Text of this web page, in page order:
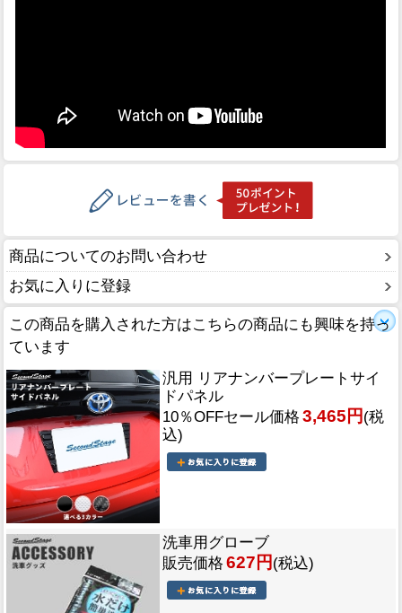
商品についてのお問い合わせ
お気に入りに登録
この商品を購入された方はこちらの商品にも興味を持っ
ています
汎用 リアナンバープレートサイ
ドパネル
10％OFFセール価格 3,465円 (税
込)
洗車用グローブ
販売価格 627円 (税込)